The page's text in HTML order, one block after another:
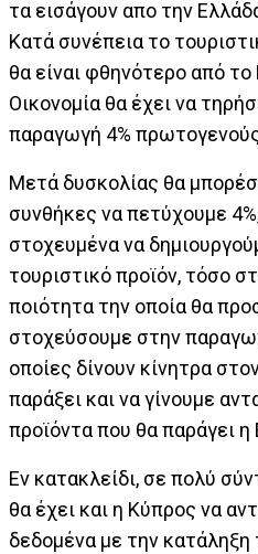
τα εισάγουν απο την
Κατά συνέπεια το
θα είναι φθηνότερο από
Οικονομία θα έχει να
παραγωγή 4%
Μετά δυσκολίας θα
συνθήκες να πετύχουμε
στοχευμένα να
τουριστικό προϊόν, τόσο
ποιότητα την οποία θα
στοχεύσουμε στην
οποίες δίνουν κίνητρα
παράξει και να γίνουμε
προϊόντα που θα παράγει η
Εν κατακλείδι, σε πολύ
θα έχει και η Κύπρος να
δεδομένα με την